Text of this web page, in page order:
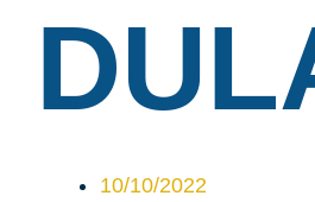
10/10/2022